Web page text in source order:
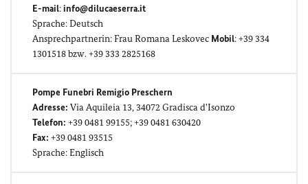
E-mail:info@dilucaeserra.it
Sprache: Deutsch
Ansprechpartnerin: Frau Romana Leskovec Mobil: +39 334
1301518 bzw. +39 333 2825168
Pompe Funebri Remigio Preschern
Adresse: Via Aquileia 13, 34072 Gradisca d'Isonzo
Telefon: +39 0481 99155; +39 0481 630420
Fax: +39 0481 93515
Sprache: Englisch